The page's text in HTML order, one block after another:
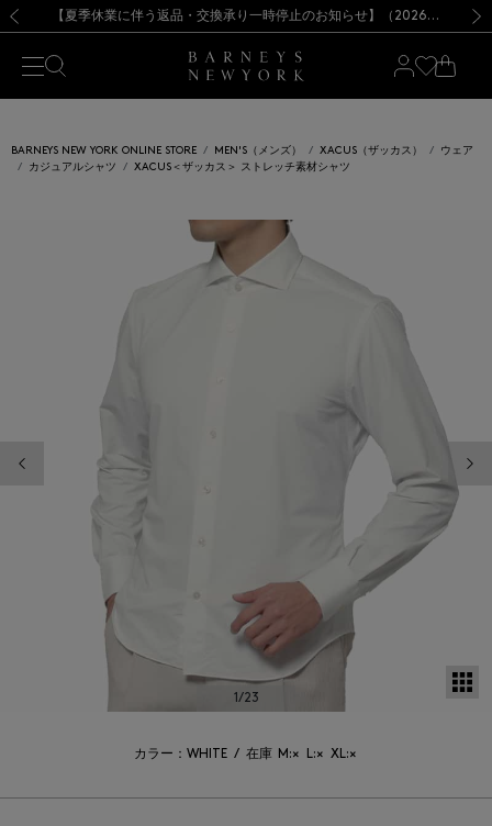
新規登録のお客様も対象！＜MY BARNEYS＞会員のお客様は11,000円（税込）以上のお買上げで常時送料無料！お買い物の際は会員登録を！
【夏季休業に伴う出荷一時停止のお知らせ】(2026.8.7) 【オンラインストア カスタマーセンター夏季休業に関するお知らせ】（2026.8.7）【夏季休業に伴う返品・交換承り一時停止のお知らせ】（2026.8.5）
熊本県を中心とした地震の影響によるお荷物のお届けについて
【開催中】SUMMER SALEのご案内・ご注意事項 新規登録のお客様も対象！＜MY BARNEYS＞会員のお客様は11,000円（税込）以上のお買上げで常時送料無料！お買い物の際は会員登録を！
【夏季休業に伴う出荷一時停止のお知らせ】(2026.8.7)
BARNEYS NEW YORK ONLINE STORE MEN'S（メンズ） XACUS（ザッカス）
ウェア
カジュアルシャツ
XACUS＜ザッカス＞ ストレッチ素材シャツ
1/23
カラー：WHITE / 在庫 M:× L:× XL:×